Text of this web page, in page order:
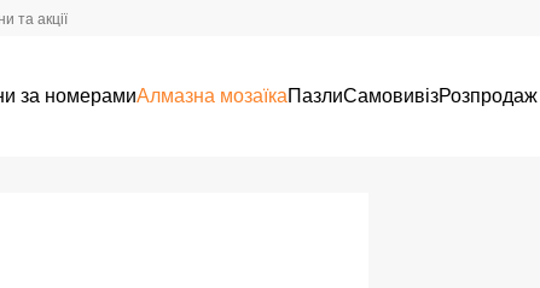
та акції
за номерамиАлмазна мозаїкаПазлиСамовивізРозпродаж